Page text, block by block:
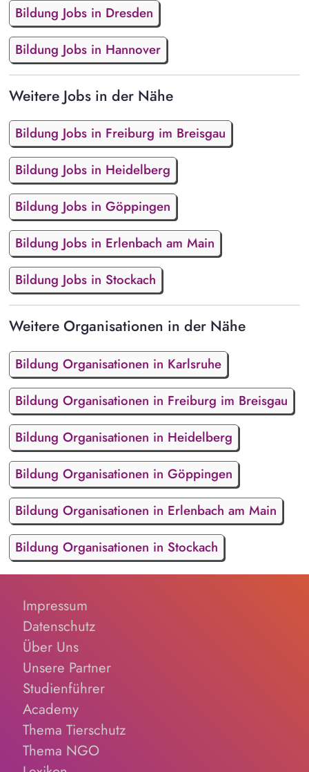
Bildung Jobs in Dresden
Bildung Jobs in Hannover
Weitere Jobs in der Nähe
Bildung Jobs in Freiburg im Breisgau
Bildung Jobs in Heidelberg
Bildung Jobs in Göppingen
Bildung Jobs in Erlenbach am Main
Bildung Jobs in Stockach
Weitere Organisationen in der Nähe
Bildung Organisationen in Karlsruhe
Bildung Organisationen in Freiburg im Breisgau
Bildung Organisationen in Heidelberg
Bildung Organisationen in Göppingen
Bildung Organisationen in Erlenbach am Main
Bildung Organisationen in Stockach
Impressum
Datenschutz
Über Uns
Unsere Partner
Studienführer
Academy
Thema Tierschutz
Thema NGO